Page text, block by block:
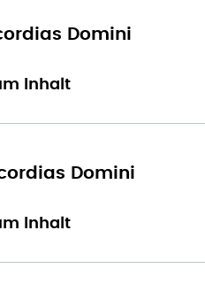
Domini
Inhalt
Domini
Inhalt